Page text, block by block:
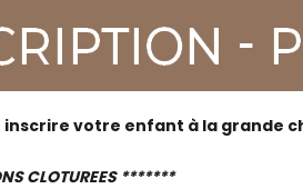
inscrire votre enfant à la grande
CLOTUREES *******